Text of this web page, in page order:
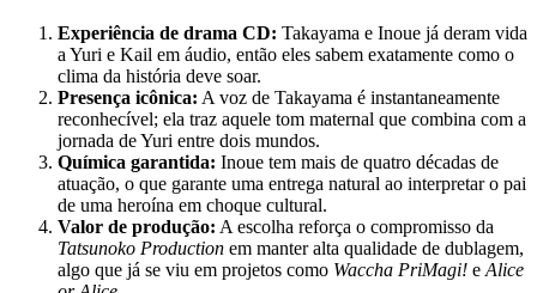
Experiência de drama CD: Takayama e Inoue já deram vida
a Yuri e Kail em áudio, então eles sabem exatamente como o
clima da história deve soar.
Presença icônica: A voz de Takayama é instantaneamente
reconhecível; ela traz aquele tom maternal que combina com a
jornada de Yuri entre dois mundos.
Química garantida: Inoue tem mais de quatro décadas de
atuação, o que garante uma entrega natural ao interpretar o pai
de uma heroína em choque cultural.
Valor de produção: A escolha reforça o compromisso da
Tatsunoko Production em manter alta qualidade de dublagem,
algo que já se viu em projetos como Waccha PriMagi! eAlice